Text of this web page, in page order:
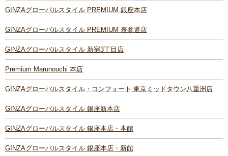
GINZAグローバルスタイル PREMIUM 銀座本店
GINZAグローバルスタイル PREMIUM 表参道店
GINZAグローバルスタイル 新宿3丁目店
Premium Marunouchi 本店
GINZAグローバルスタイル・コンフォート 東京ミッドタウン八重洲店
GINZAグローバルスタイル 銀座新本店
GINZAグローバルスタイル 銀座本店・本館
GINZAグローバルスタイル 銀座本店・新館